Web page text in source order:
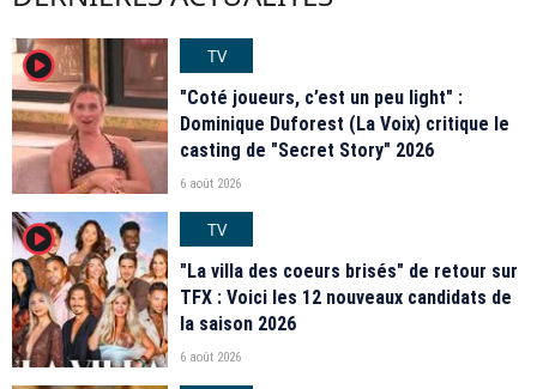
player2
TV
"Coté joueurs, c’est un peu light" :
Dominique Duforest (La Voix) critique le
casting de "Secret Story" 2026
6 août 2026
player2
TV
"La villa des coeurs brisés" de retour sur
TFX : Voici les 12 nouveaux candidats de
la saison 2026
6 août 2026